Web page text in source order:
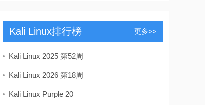
Kali Linux排行榜 更多>>
Kali Linux 2025 第52周
Kali Linux 2026 第18周
Kali Linux Purple 20